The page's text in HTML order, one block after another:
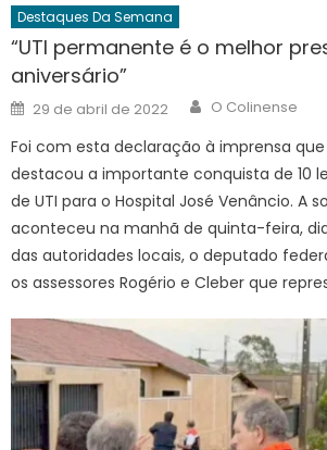
Destaques Da Semana
“UTI permanente é o melhor
aniversário”
Posted
on
29 de abril de 2022 Author
O Colinense
Foi com esta declaração à imprensa
destacou a importante conquista de 10
de UTI para o Hospital José Venâncio. A
aconteceu na manhã de quinta-feira,
das autoridades locais, o deputado
os assessores Rogério e Cleber que